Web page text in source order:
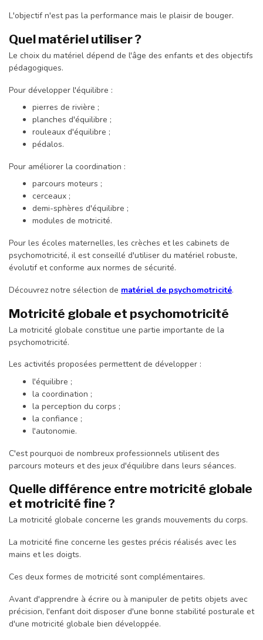
L'objectif n'est pas la performance mais le plaisir de bouger.
Quel matériel utiliser ?
Le choix du matériel dépend de l'âge des enfants et des objectifs
pédagogiques.
Pour développer l'équilibre :
pierres de rivière ;
planches d'équilibre ;
rouleaux d'équilibre ;
pédalos.
Pour améliorer la coordination :
parcours moteurs ;
cerceaux ;
demi-sphères d'équilibre ;
modules de motricité.
Pour les écoles maternelles, les crèches et les cabinets de
psychomotricité, il est conseillé d'utiliser du matériel robuste,
évolutif et conforme aux normes de sécurité.
Découvrez notre sélection de matériel de psychomotricité.
Motricité globale et psychomotricité
La motricité globale constitue une partie importante de la
psychomotricité.
Les activités proposées permettent de développer :
l'équilibre ;
la coordination ;
la perception du corps ;
la confiance ;
l'autonomie.
C'est pourquoi de nombreux professionnels utilisent des
parcours moteurs et des jeux d'équilibre dans leurs séances.
Quelle différence entre motricité globale
et motricité fine ?
La motricité globale concerne les grands mouvements du corps.
La motricité fine concerne les gestes précis réalisés avec les
mains et les doigts.
Ces deux formes de motricité sont complémentaires.
Avant d'apprendre à écrire ou à manipuler de petits objets avec
précision, l'enfant doit disposer d'une bonne stabilité posturale et
d'une motricité globale bien développée.